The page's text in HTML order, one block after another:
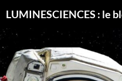
AU
CONTENU